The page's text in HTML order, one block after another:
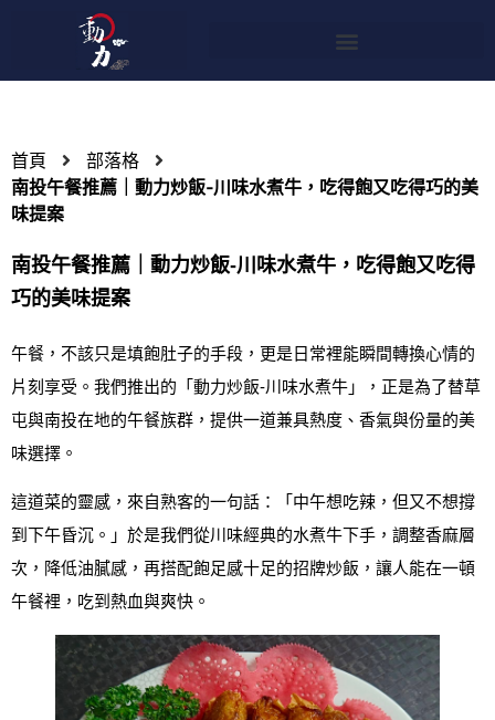
首頁
部落格
南投午餐推薦｜動力炒飯‑川味水煮牛，吃得飽又吃得巧的美
味提案
南投午餐推薦｜動力炒飯‑川味水煮牛，吃得飽又吃得
巧的美味提案
午餐，不該只是填飽肚子的手段，更是日常裡能瞬間轉換心情的
片刻享受。我們推出的「動力炒飯‑川味水煮牛」，正是為了替草
屯與南投在地的午餐族群，提供一道兼具熱度、香氣與份量的美
味選擇。
這道菜的靈感，來自熟客的一句話：「中午想吃辣，但又不想撐
到下午昏沉。」於是我們從川味經典的水煮牛下手，調整香麻層
次，降低油膩感，再搭配飽足感十足的招牌炒飯，讓人能在一頓
午餐裡，吃到熱血與爽快。